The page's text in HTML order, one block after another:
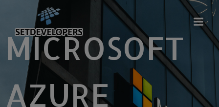
Saltar
al
contenido
MICROSOFT
AZURE